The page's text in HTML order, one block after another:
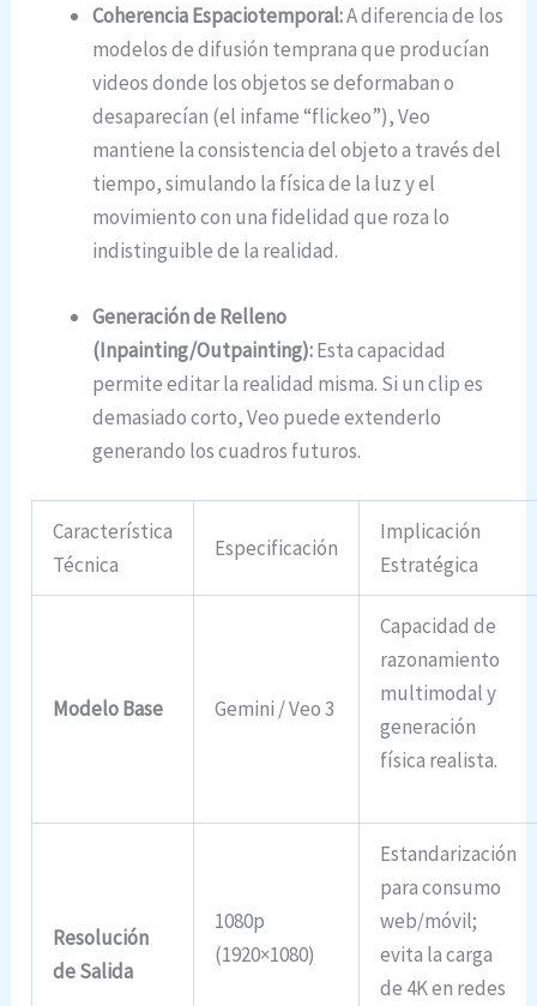
Coherencia Espaciotemporal:A diferencia de los
modelos de difusión temprana que producían
videos donde los objetos se deformaban o
desaparecían (el infame “flickeo”), Veo
mantiene la consistencia del objeto a través del
tiempo, simulando la física de la luz y el
movimiento con una fidelidad que roza lo
indistinguible de la realidad.
Generación de Relleno
(Inpainting/Outpainting):Esta capacidad
permite editar la realidad misma. Si un clip es
demasiado corto, Veo puede extenderlo
generando los cuadros futuros.
Característica
Técnica
Especificación
Implicación
Estratégica
Modelo Base Gemini / Veo 3
Capacidad de
razonamiento
multimodal y
generación
física realista.
Resolución
de Salida
1080p
(1920×1080)
Estandarización
para consumo
web/móvil;
evita la carga
de 4K en redes